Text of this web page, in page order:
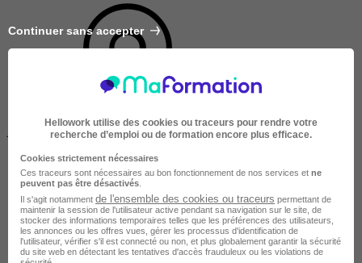
À DISTANCE
Salarié en poste /
Continuer sans accepter
Hellowork utilise des cookies ou traceurs pour rendre votre
recherche d’emploi ou de formation encore plus efficace.
Cookies strictement nécessaires
Ces traceurs sont nécessaires au bon fonctionnement de nos services et ne
peuvent pas être désactivés
Il s'agit notamment de l'ensemble des cookies ou traceurs permettant de
maintenir la session de l'utilisateur active pendant sa navigation sur le site, de
stocker des informations temporaires telles que les préférences des utilisateurs,
les annonces ou les offres vues, gérer les processus d'identification de
l'utilisateur, vérifier s'il est connecté ou non, et plus globalement garantir la sécurité
du site web en détectant les tentatives d'accès frauduleux ou les violations de